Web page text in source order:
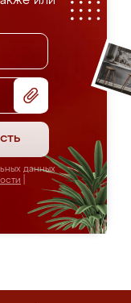
данных